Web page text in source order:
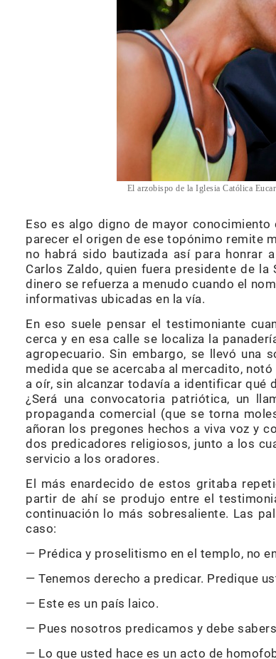
El arzobispo de la Iglesia Católica
Eso es algo digno de mayor
parecer el origen de ese topónimo remite
no habrá sido bautizada así para honrar
Carlos Zaldo, quien fuera presidente de la
dinero se refuerza a menudo cuando el
informativas ubicadas en la vía.
En eso suele pensar el testimoniante
cerca y en esa calle se localiza la
agropecuario. Sin embargo, se llevó una
medida que se acercaba al mercadito,
a oír, sin alcanzar todavía a identificar qué
¿Será una convocatoria patriótica, un
propaganda comercial (que se torna
añoran los pregones hechos a viva voz y
dos predicadores religiosos, junto a los
servicio a los oradores.
El más enardecido de estos gritaba
partir de ahí se produjo entre el
continuación lo más sobresaliente. Las
caso:
— Prédica y proselitismo en el templo, no
— Tenemos derecho a predicar. Predique
— Este es un país laico.
— Pues nosotros predicamos y debe
— Lo que usted hace es un acto de